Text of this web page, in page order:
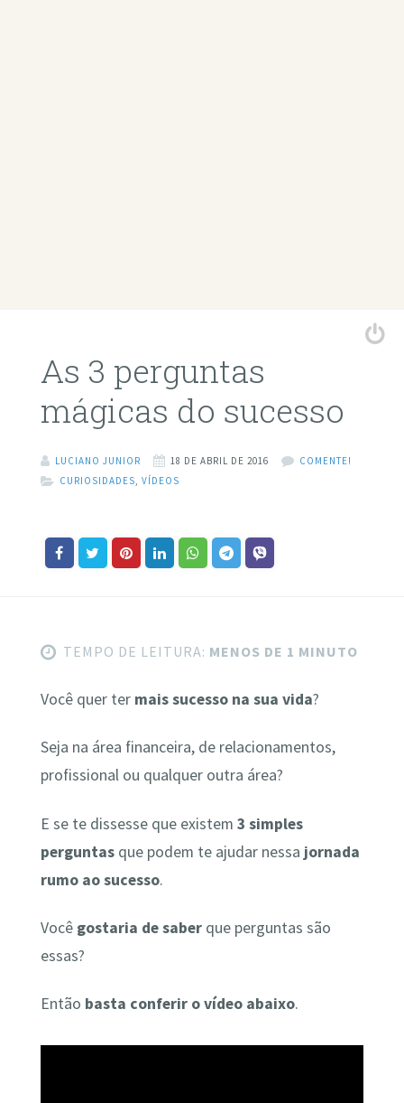
As 3 perguntas
mágicas do sucesso
LUCIANO JUNIOR 18 DE ABRIL DE 2016
COMENTE!
CURIOSIDADES VÍDEOS
TEMPO DE LEITURA: MENOS DE 1 MINUTO
Você quer ter mais sucesso na sua vida?
Seja na área financeira, de relacionamentos,
profissional ou qualquer outra área?
E se te dissesse que existem 3 simples
perguntasque podem te ajudar nessa jornada
rumo ao sucesso.
Você gostaria de saberque perguntas são
essas?
Então basta conferir o vídeo abaixo.